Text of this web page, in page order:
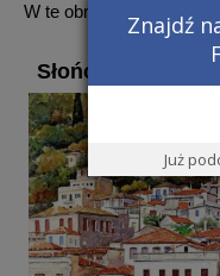
W te obrazy chce się
Słońce Grecji w
Znajdź
Już